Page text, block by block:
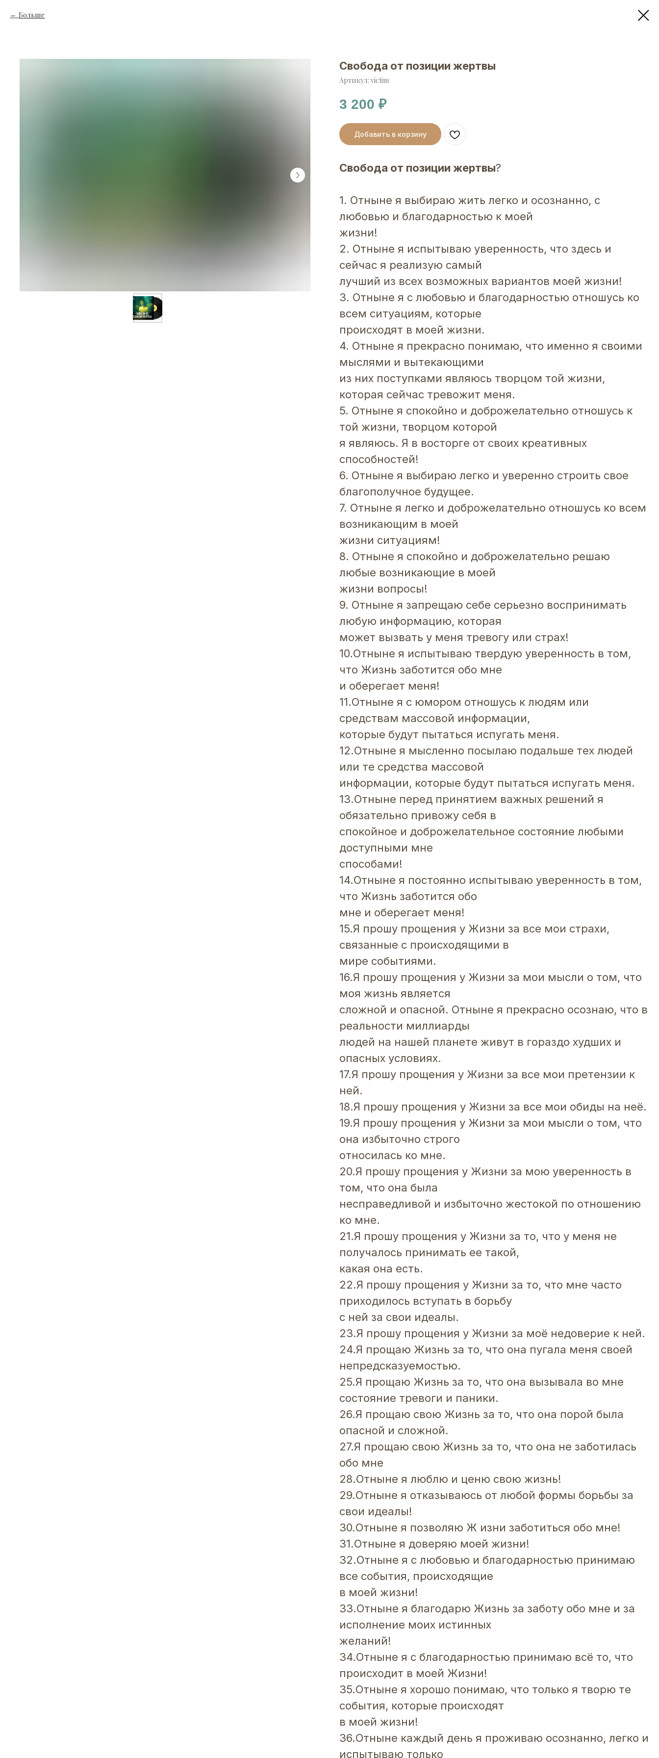
Больше
Свобода от позиции жертвы
Артикул: victim
3 200 ₽
Добавить в корзину
Свобода от позиции жертвы?
1. Отныне я выбираю жить легко и осознанно, с
любовью и благодарностью к моей
жизни!
2. Отныне я испытываю уверенность, что здесь и
сейчас я реализую самый
лучший из всех возможных вариантов моей жизни!
3. Отныне я с любовью и благодарностью отношусь ко
всем ситуациям, которые
происходят в моей жизни.
4. Отныне я прекрасно понимаю, что именно я своими
мыслями и вытекающими
из них поступками являюсь творцом той жизни,
которая сейчас тревожит меня.
5. Отныне я спокойно и доброжелательно отношусь к
той жизни, творцом которой
я являюсь. Я в восторге от своих креативных
способностей!
6. Отныне я выбираю легко и уверенно строить свое
благополучное будущее.
7. Отныне я легко и доброжелательно отношусь ко всем
возникающим в моей
жизни ситуациям!
8. Отныне я спокойно и доброжелательно решаю
любые возникающие в моей
жизни вопросы!
9. Отныне я запрещаю себе серьезно воспринимать
любую информацию, которая
может вызвать у меня тревогу или страх!
10.Отныне я испытываю твердую уверенность в том,
что Жизнь заботится обо мне
и оберегает меня!
11.Отныне я с юмором отношусь к людям или
средствам массовой информации,
которые будут пытаться испугать меня.
12.Отныне я мысленно посылаю подальше тех людей
или те средства массовой
информации, которые будут пытаться испугать меня.
13.Отныне перед принятием важных решений я
обязательно привожу себя в
спокойное и доброжелательное состояние любыми
доступными мне
способами!
14.Отныне я постоянно испытываю уверенность в том,
что Жизнь заботится обо
мне и оберегает меня!
15.Я прошу прощения у Жизни за все мои страхи,
связанные с происходящими в
мире событиями.
16.Я прошу прощения у Жизни за мои мысли о том, что
моя жизнь является
сложной и опасной. Отныне я прекрасно осознаю, что в
реальности миллиарды
людей на нашей планете живут в гораздо худших и
опасных условиях.
17.Я прошу прощения у Жизни за все мои претензии к
ней.
18.Я прошу прощения у Жизни за все мои обиды на неё.
19.Я прошу прощения у Жизни за мои мысли о том, что
она избыточно строго
относилась ко мне.
20.Я прошу прощения у Жизни за мою уверенность в
том, что она была
несправедливой и избыточно жестокой по отношению
ко мне.
21.Я прошу прощения у Жизни за то, что у меня не
получалось принимать ее такой,
какая она есть.
22.Я прошу прощения у Жизни за то, что мне часто
приходилось вступать в борьбу
с ней за свои идеалы.
23.Я прошу прощения у Жизни за моё недоверие к ней.
24.Я прощаю Жизнь за то, что она пугала меня своей
непредсказуемостью.
25.Я прощаю Жизнь за то, что она вызывала во мне
состояние тревоги и паники.
26.Я прощаю свою Жизнь за то, что она порой была
опасной и сложной.
27.Я прощаю свою Жизнь за то, что она не заботилась
обо мне
28.Отныне я люблю и ценю свою жизнь!
29.Отныне я отказываюсь от любой формы борьбы за
свои идеалы!
30.Отныне я позволяю Ж изни заботиться обо мне!
31.Отныне я доверяю моей жизни!
32.Отныне я с любовью и благодарностью принимаю
все события, происходящие
в моей жизни!
33.Отныне я благодарю Жизнь за заботу обо мне и за
исполнение моих истинных
желаний!
34.Отныне я с благодарностью принимаю всё то, что
происходит в моей Жизни!
35.Отныне я хорошо понимаю, что только я творю те
события, которые происходят
в моей жизни!
36.Отныне каждый день я проживаю осознанно, легко и
испытываю только